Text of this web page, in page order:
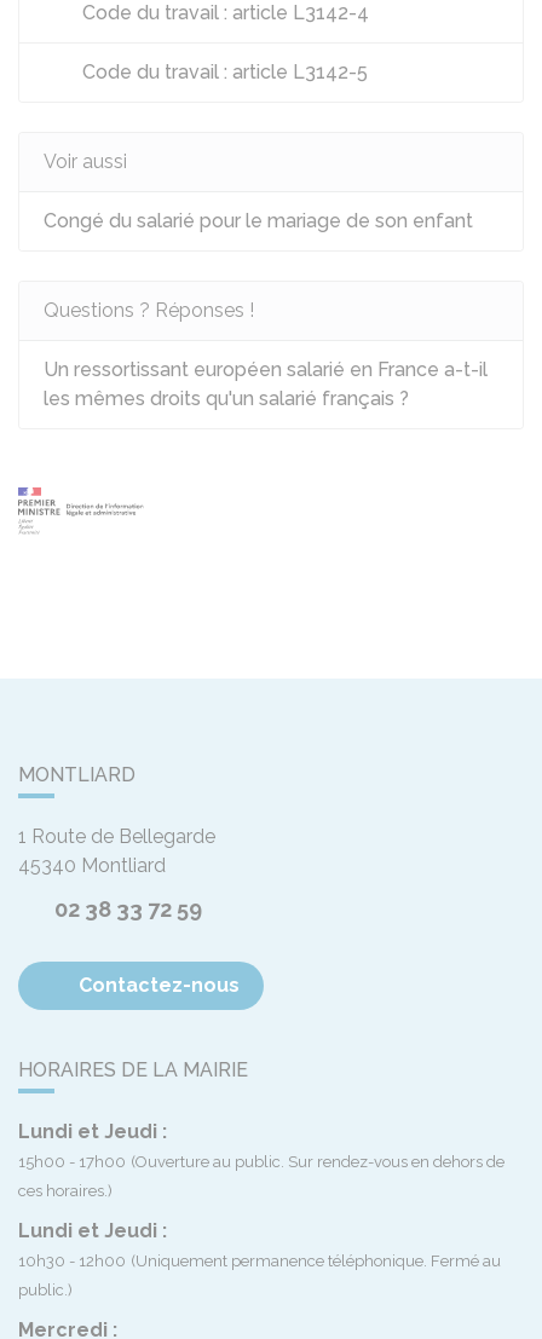
Code du travail : article L3142-4
Code du travail : article L3142-5
Voir aussi
Congé du salarié pour le mariage de son enfant
Questions ? Réponses !
Un ressortissant européen salarié en France a-t-il
les mêmes droits qu'un salarié français ?
MONTLIARD
1 Route de Bellegarde
45340 Montliard
02 38 33 72 59
Contactez-nous
HORAIRES DE LA MAIRIE
Lundi et Jeudi :
15h00 - 17h00 (Ouverture au public. Sur rendez-vous en dehors de
ces horaires.)
Lundi et Jeudi :
10h30 - 12h00 (Uniquement permanence téléphonique. Fermé au
public.)
Mercredi :